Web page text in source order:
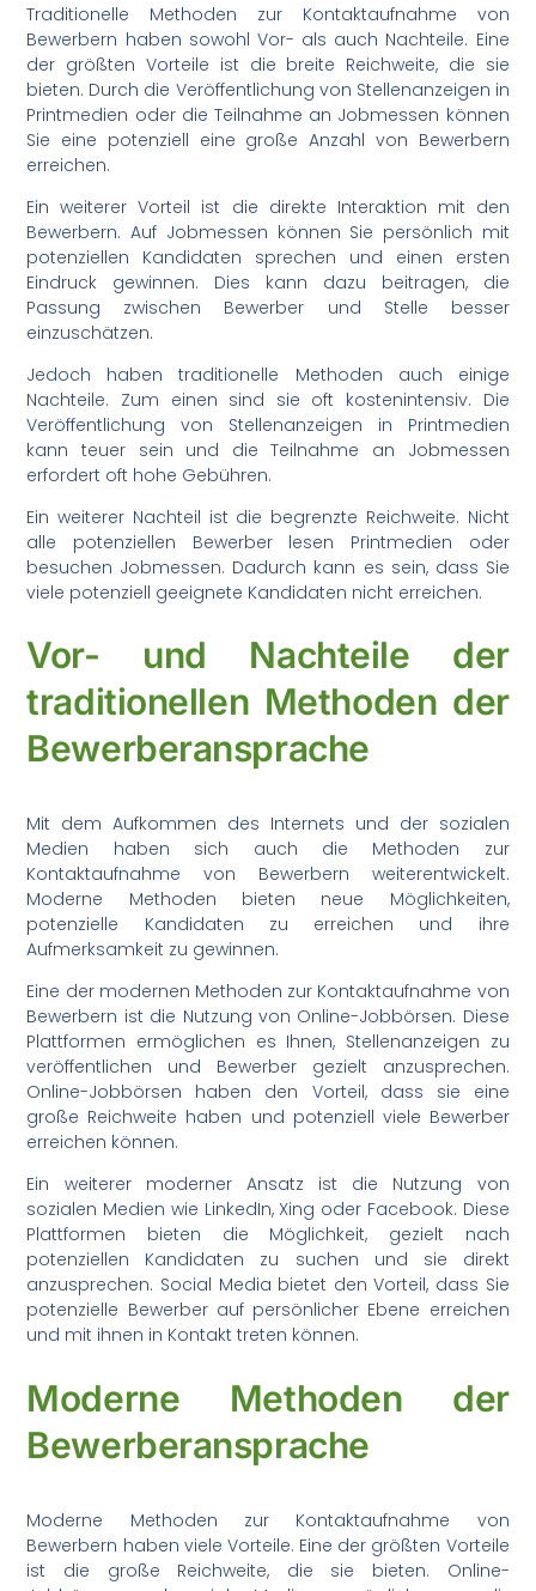
Traditionelle Methoden zur Kontaktaufnahme von
Bewerbern haben sowohl Vor- als auch Nachteile. Eine
der größten Vorteile ist die breite Reichweite, die sie
bieten. Durch die Veröffentlichung von Stellenanzeigen in
Printmedien oder die Teilnahme an Jobmessen können
Sie eine potenziell eine große Anzahl von Bewerbern
erreichen.
Ein weiterer Vorteil ist die direkte Interaktion mit den
Bewerbern. Auf Jobmessen können Sie persönlich mit
potenziellen Kandidaten sprechen und einen ersten
Eindruck gewinnen. Dies kann dazu beitragen, die
Passung zwischen Bewerber und Stelle besser
einzuschätzen.
Jedoch haben traditionelle Methoden auch einige
Nachteile. Zum einen sind sie oft kostenintensiv. Die
Veröffentlichung von Stellenanzeigen in Printmedien
kann teuer sein und die Teilnahme an Jobmessen
erfordert oft hohe Gebühren.
Ein weiterer Nachteil ist die begrenzte Reichweite. Nicht
alle potenziellen Bewerber lesen Printmedien oder
besuchen Jobmessen. Dadurch kann es sein, dass Sie
viele potenziell geeignete Kandidaten nicht erreichen.
Vor- und Nachteile der
traditionellen Methoden der
Bewerberansprache
Mit dem Aufkommen des Internets und der sozialen
Medien haben sich auch die Methoden zur
Kontaktaufnahme von Bewerbern weiterentwickelt.
Moderne Methoden bieten neue Möglichkeiten,
potenzielle Kandidaten zu erreichen und ihre
Aufmerksamkeit zu gewinnen.
Eine der modernen Methoden zur Kontaktaufnahme von
Bewerbern ist die Nutzung von Online-Jobbörsen. Diese
Plattformen ermöglichen es Ihnen, Stellenanzeigen zu
veröffentlichen und Bewerber gezielt anzusprechen.
Online-Jobbörsen haben den Vorteil, dass sie eine
große Reichweite haben und potenziell viele Bewerber
erreichen können.
Ein weiterer moderner Ansatz ist die Nutzung von
sozialen Medien wie LinkedIn, Xing oder Facebook. Diese
Plattformen bieten die Möglichkeit, gezielt nach
potenziellen Kandidaten zu suchen und sie direkt
anzusprechen. Social Media bietet den Vorteil, dass Sie
potenzielle Bewerber auf persönlicher Ebene erreichen
und mit ihnen in Kontakt treten können.
Moderne Methoden der
Bewerberansprache
Moderne Methoden zur Kontaktaufnahme von
Bewerbern haben viele Vorteile. Eine der größten Vorteile
ist die große Reichweite, die sie bieten. Online-